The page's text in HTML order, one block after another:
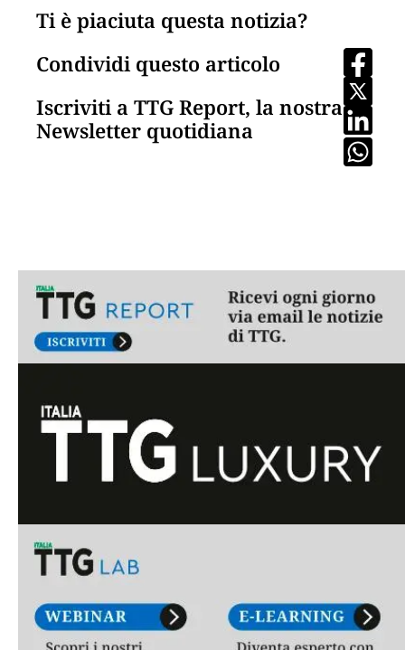
Ti è piaciuta questa notizia?
Condividi questo articolo
Iscriviti a TTG Report, la nostra
Newsletter quotidiana